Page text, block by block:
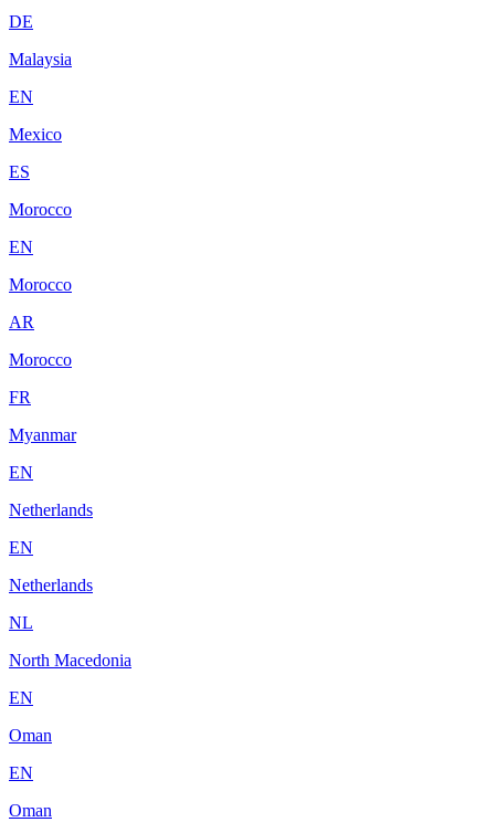
DE
Malaysia
EN
Mexico
ES
Morocco
EN
Morocco
AR
Morocco
FR
Myanmar
EN
Netherlands
EN
Netherlands
NL
North Macedonia
EN
Oman
EN
Oman